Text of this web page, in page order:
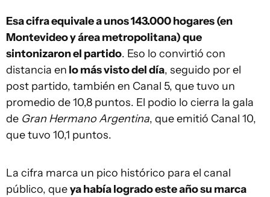
Esa cifra equivale a unos 143.000 hogares (en
Montevideo y área metropolitana) que
sintonizaron el partido. Eso lo convirtió con
distancia en lo más visto del día, seguido por el
post partido, también en Canal 5, que tuvo un
promedio de 10,8 puntos. El podio lo cierra la gala
de Gran Hermano Argentina, que emitió Canal 10,
que tuvo 10,1 puntos.
La cifra marca un pico histórico para el canal
público, queya había logrado este año su marca